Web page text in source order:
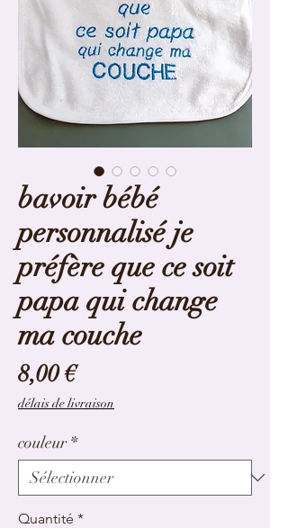
bavoir bébé
personnalisé je
préfère que ce soit
papa qui change
ma couche
8,00 €Prix
délais de livraison
couleur *
Quantité *